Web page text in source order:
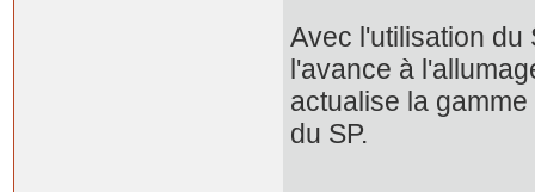
Avec l'utilisation du
l'avance à
actualise la
du SP.